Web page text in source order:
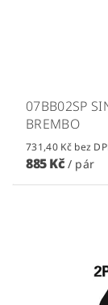
07BB02SP
BREMBO
731,40 Kč bez
885 Kč / pár